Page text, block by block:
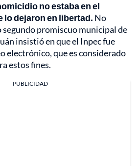
no estaba en el
lo dejaron en libertad. No
segundo promiscuo municipal de
insistió en que el Inpec fue
electrónico, que es considerado
estos fines.
PUBLICIDAD